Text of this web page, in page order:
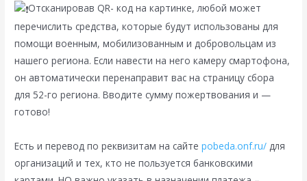
Отсканировав QR- код на картинке, любой может
перечислить средства, которые будут использованы для
помощи военным, мобилизованным и добровольцам из
нашего региона. Если навести на него камеру смартофона,
он автоматически перенаправит вас на страницу сбора
для 52-го региона. Вводите сумму пожертвования и —
готово!
Есть и перевод по реквизитам на сайтеpobeda.onf.ru/ для
организаций и тех, кто не пользуется банковскими